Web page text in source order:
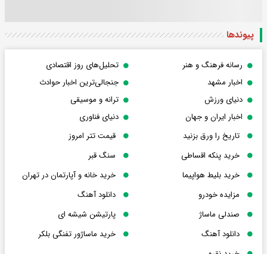
پیوندها
رسانه فرهنگ و هنر
تحلیل‌های روز اقتصادی
اخبار مشهد
جنجالی‌ترین اخبار حوادث
دنیای ورزش
ترانه و موسیقی
اخبار ایران و جهان
دنیای فناوری
تاریخ را ورق بزنید
قیمت تتر امروز
خرید پنکه اقساطی
سنگ قبر
خرید بلیط هواپیما
خرید خانه و آپارتمان در تهران
مزایده خودرو
دانلود آهنگ
صندلی ماساژ
پارتیشن شیشه ای
دانلود آهنگ
خرید ماساژور تفنگی بلکر